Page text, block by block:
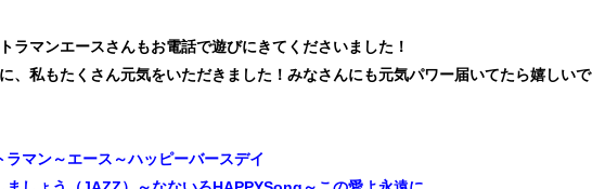
ラマンエースさんもお電話で遊びにきてくださいました！
、私もたくさん元気をいただきました！みなさんにも元気パワー届いてたら嬉しいで
ラマン～エース～ハッピーバースデイ